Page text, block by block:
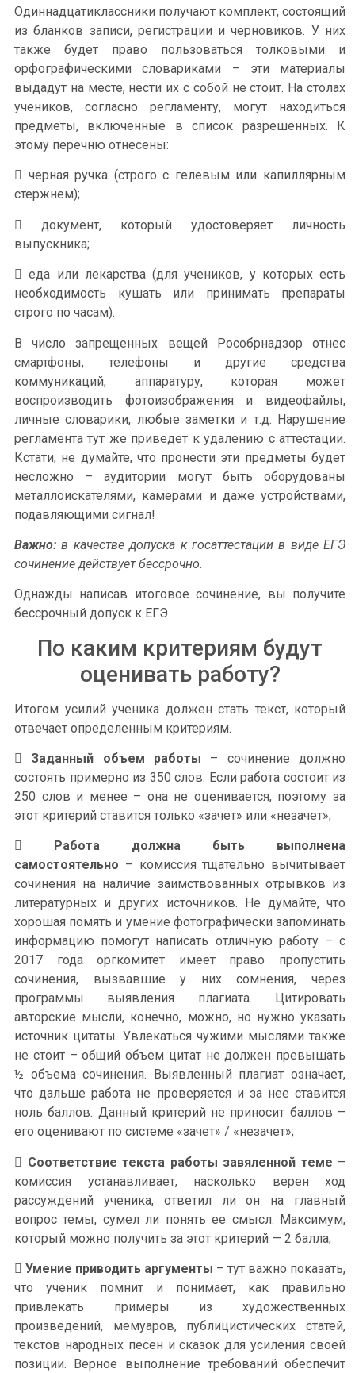
Одиннадцатиклассники получают комплект, состоящий
из бланков записи, регистрации и черновиков. У них
также будет право пользоваться толковыми и
орфографическими словариками – эти материалы
выдадут на месте, нести их с собой не стоит. На столах
учеников, согласно регламенту, могут находиться
предметы, включенные в список разрешенных. К
этому перечню отнесены:
 черная ручка (строго с гелевым или капиллярным
стержнем);
 документ, который удостоверяет личность
выпускника;
 еда или лекарства (для учеников, у которых есть
необходимость кушать или принимать препараты
строго по часам).
В число запрещенных вещей Рособрнадзор отнес
смартфоны, телефоны и другие средства
коммуникаций, аппаратуру, которая может
воспроизводить фотоизображения и видеофайлы,
личные словарики, любые заметки и т.д. Нарушение
регламента тут же приведет к удалению с аттестации.
Кстати, не думайте, что пронести эти предметы будет
несложно – аудитории могут быть оборудованы
металлоискателями, камерами и даже устройствами,
подавляющими сигнал!
Важно: в качестве допуска к госаттестации в виде ЕГЭ
сочинение действует бессрочно.
Однажды написав итоговое сочинение, вы получите
бессрочный допуск к ЕГЭ
По каким критериям будут
оценивать работу?
Итогом усилий ученика должен стать текст, который
отвечает определенным критериям.
 Заданный объем работы – сочинение должно
состоять примерно из 350 слов. Если работа состоит из
250 слов и менее – она не оценивается, поэтому за
этот критерий ставится только «зачет» или «незачет»;

Работа должна быть выполнена
самостоятельно – комиссия тщательно вычитывает
сочинения на наличие заимствованных отрывков из
литературных и других источников. Не думайте, что
хорошая помять и умение фотографически запоминать
информацию помогут написать отличную работу – с
2017 года оргкомитет имеет право пропустить
сочинения, вызвавшие у них сомнения, через
программы выявления плагиата. Цитировать
авторские мысли, конечно, можно, но нужно указать
источник цитаты. Увлекаться чужими мыслями также
не стоит – общий объем цитат не должен превышать
½ объема сочинения. Выявленный плагиат означает,
что дальше работа не проверяется и за нее ставится
ноль баллов. Данный критерий не приносит баллов –
его оценивают по системе «зачет» / «незачет»;
 Соответствие текста работы завяленной теме –
комиссия устанавливает, насколько верен ход
рассуждений ученика, ответил ли он на главный
вопрос темы, сумел ли понять ее смысл. Максимум,
который можно получить за этот критерий — 2 балла;
 Умение приводить аргументы – тут важно показать,
что ученик помнит и понимает, как правильно
привлекать примеры из художественных
произведений, мемуаров, публицистических статей,
текстов народных песен и сказок для усиления своей
позиции. Верное выполнение требований обеспечит